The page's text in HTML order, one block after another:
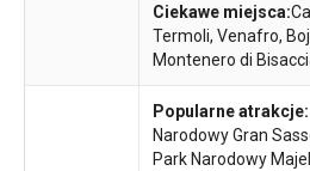
Ciekawe miejsca:
Termoli, Venafro,
Montenero di
Popularne atrakcje:
Narodowy Gran
Park Narodowy